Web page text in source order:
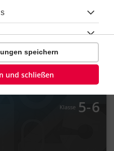
lesen
Jetzt lernen
Klasse 5‐6
speichern
und schließen